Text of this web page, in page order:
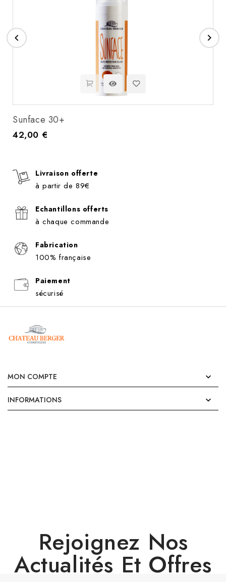
Sunface 30+
42,00 €
Prix
 
Livraison offerte
à partir de 89€
Echantillons offerts
à chaque commande
Fabrication
100% française
Paiement
sécurisé
MON COMPTE 
INFORMATIONS 
Rejoignez Nos
Actualités Et Offres